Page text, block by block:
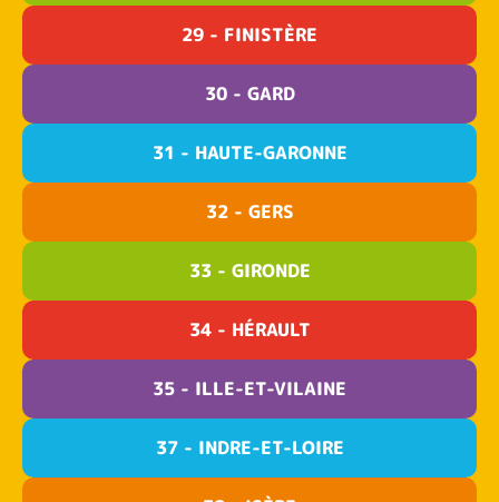
29 - FINISTÈRE
30 - GARD
31 - HAUTE-GARONNE
32 - GERS
33 - GIRONDE
34 - HÉRAULT
35 - ILLE-ET-VILAINE
37 - INDRE-ET-LOIRE